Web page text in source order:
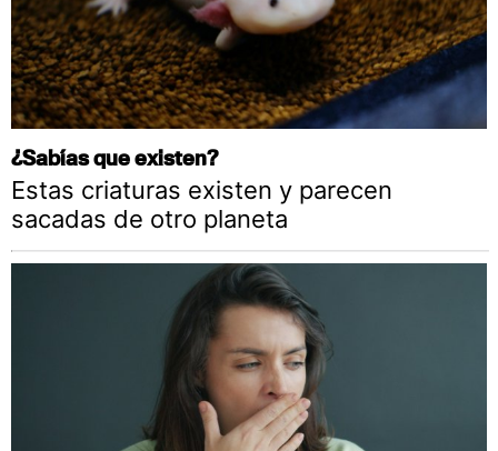
¿Sabías que existen?
Estas criaturas existen y parecen
sacadas de otro planeta